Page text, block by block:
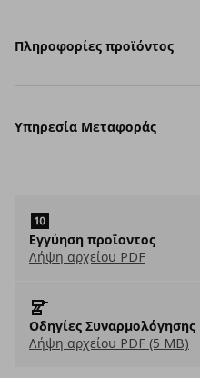
Πληροφορίες προϊόντος
Υπηρεσία Μεταφοράς
Eγγύηση προϊοντος
Λήψη αρχείου PDF
Οδηγίες Συναρμολόγησης
Λήψη αρχείου PDF (5 MB)